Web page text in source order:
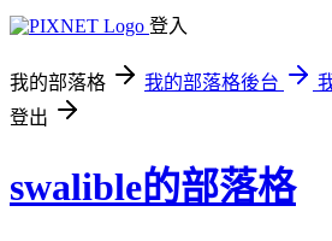
登入
我的部落格 我的部落格後台
登出
swalible的部落格